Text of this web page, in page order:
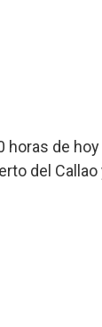
horas de
del